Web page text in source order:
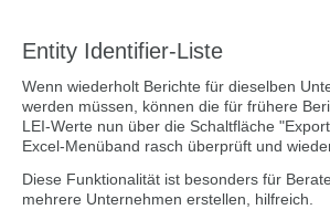
Entity Identifier-Liste
Wenn wiederholt Berichte für dieselben
werden müssen, können die für frühere
LEI-Werte nun über die Schaltfläche
Excel-Menüband rasch überprüft und
Diese Funktionalität ist besonders für
mehrere Unternehmen erstellen, hilfreich.